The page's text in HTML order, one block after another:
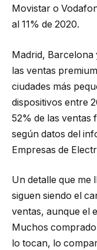
Movistar o
al 11% de 2020.
Madrid, Barcelona
las ventas
ciudades más
dispositivos entre
52% de las ventas
según datos del
Empresas de
Un detalle que me
siguen siendo el
ventas, aunque el
Muchos
lo tocan, lo